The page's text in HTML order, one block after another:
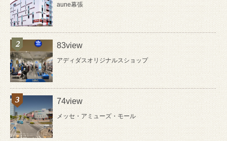
aune幕張
83view
アディダスオリジナルスショップ
74view
メッセ・アミューズ・モール